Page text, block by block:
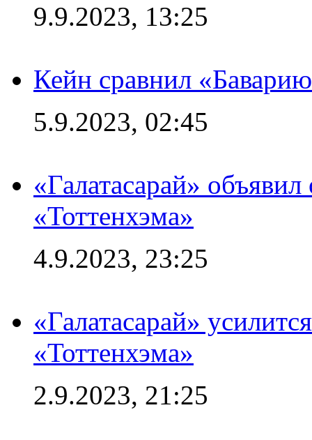
9.9.2023, 13:25
Кейн сравнил
5.9.2023, 02:45
«Галатасарай»
«Тоттенхэма»
4.9.2023, 23:25
«Галатасарай»
«Тоттенхэма»
2.9.2023, 21:25